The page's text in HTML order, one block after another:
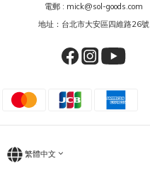
電郵 : mick@sol-goods.com
地址：台北市大安區四維路26號
繁體中文